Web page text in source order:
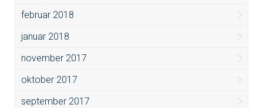
februar 2018
januar 2018
november 2017
oktober 2017
september 2017